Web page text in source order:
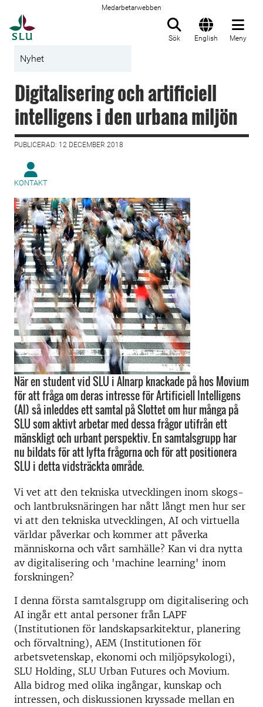
Medarbetarwebben
Sök English Meny
Nyhet
Digitalisering och artificiell
intelligens i den urbana miljön
PUBLICERAD: 12 DECEMBER 2018
KONTAKT
När en student vid SLU i Alnarp knackade på hos Movium
för att fråga om deras intresse för Artificiell Intelligens
(AI) så inleddes ett samtal på Slottet om hur många på
SLU som aktivt arbetar med dessa frågor utifrån ett
mänskligt och urbant perspektiv. En samtalsgrupp har
nu bildats för att lyfta frågorna och för att positionera
SLU i detta vidsträckta område.
Vi vet att den tekniska utvecklingen inom skogs-
och lantbruksnäringen har nått långt men hur ser
vi att den tekniska utvecklingen, AI och virtuella
världar påverkar och kommer att påverka
människorna och vårt samhälle? Kan vi dra nytta
av digitalisering och 'machine learning' inom
forskningen?
I denna första samtalsgrupp om digitalisering och
AI ingår ett antal personer från LAPF
(Institutionen för landskapsarkitektur, planering
och förvaltning), AEM (Institutionen för
arbetsvetenskap, ekonomi och miljöpsykologi),
SLU Holding, SLU Urban Futures och Movium.
Alla bidrog med olika ingångar, kunskap och
intressen, och diskussionen kryssade mellan en